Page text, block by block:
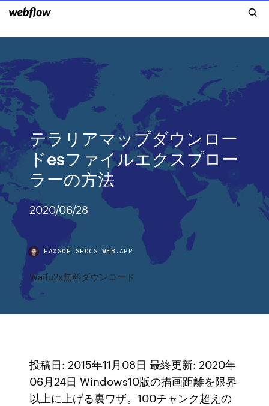
テラリアマップダウンロー
ドesファイルエクスプロー
ラーの方法
2020/06/28
FAXSOFTSFOCS.WEB.APP
Waifu2x無料ダウンロード
投稿日: 2015年11月08日 最終更新: 2020年
06月24日 Windows10版の描画距離を限界
以上に上げる裏ワザ。100チャンク超えの